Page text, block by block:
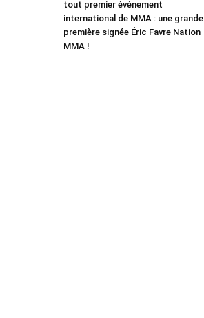
tout premier événement
international de MMA : une grande
première signée Éric Favre Nation
MMA !